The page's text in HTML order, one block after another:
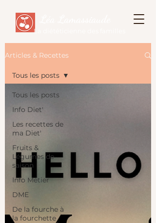
La diététicienne des familles
Articles & Recettes
Tous les posts
Info Diet'
Les recettes de
ma Diet'
Fruits &
Légumes de
saison
Info Métier
DME
De la fourche à
la fourchette
Tous les posts